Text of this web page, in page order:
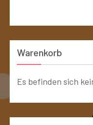
Warenkorb
Es befinden sich